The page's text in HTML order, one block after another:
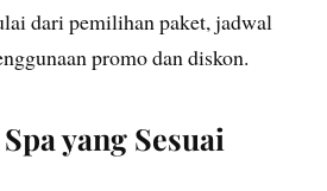
dari pemilihan paket, jadwal
promo dan diskon.
yang Sesuai